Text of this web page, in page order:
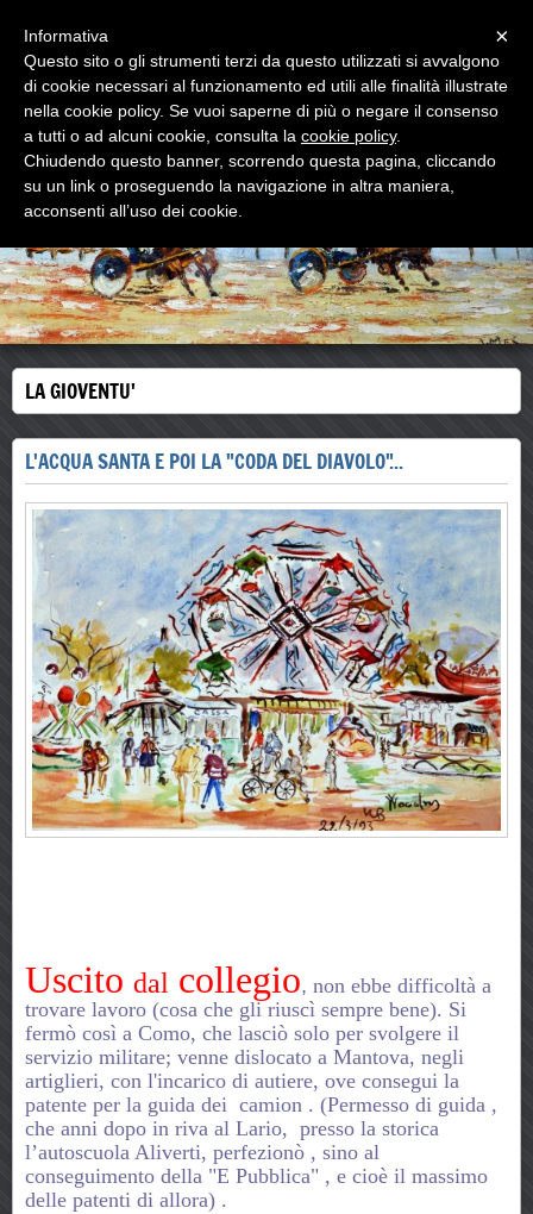
WOODNS
L'ultimo MAESTRO di strada
LA GIOVENTU'
L'ACQUA SANTA E POI LA "CODA DEL DIAVOLO"...
Uscito dal collegio, non ebbe difficoltà a
trovare lavoro (cosa che gli riuscì sempre bene). Si
fermò così a Como, che lasciò solo per svolgere il
servizio militare; venne dislocato a Mantova, negli
artiglieri, con l'incarico di autiere, ove consegui la
patente per la guida dei camion . (Permesso di guida ,
che anni dopo in riva al Lario, presso la storica
l’autoscuola Aliverti, perfezionò , sino al
conseguimento della "E Pubblica" , e cioè il massimo
delle patenti di allora) .
×
Informativa
Questo sito o gli strumenti terzi da questo utilizzati si avvalgono
di cookie necessari al funzionamento ed utili alle finalità illustrate
nella cookie policy. Se vuoi saperne di più o negare il consenso
a tutti o ad alcuni cookie, consulta la cookie policy.
Chiudendo questo banner, scorrendo questa pagina, cliccando
su un link o proseguendo la navigazione in altra maniera,
acconsenti all’uso dei cookie.